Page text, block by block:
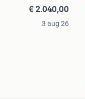
€ 2.040,00
3 aug 26